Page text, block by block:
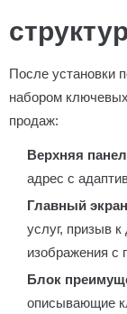
После установки
набором
продаж:
Верхняя
адрес с
Главный
услуг, призыв
изображения с
Блок
описывающие